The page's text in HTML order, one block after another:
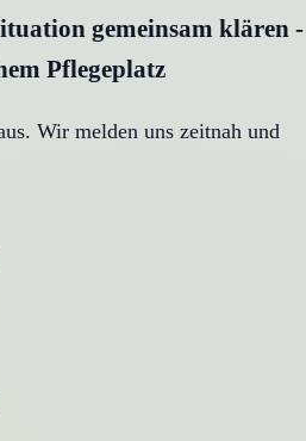
gemeinsam klären -
Pflegeplatz
Wir melden uns zeitnah und